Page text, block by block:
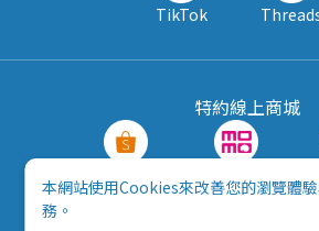
TikTok
特約線上商城
本網站使用Cookies來改善您的瀏覽體
務。